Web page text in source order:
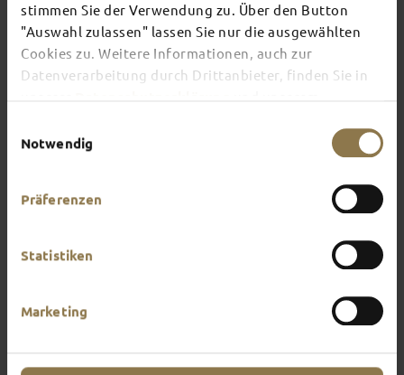
stimmen Sie der Verwendung zu. Über den Button
"Auswahl zulassen" lassen Sie nur die ausgewählten
Cookies zu. Weitere Informationen, auch zur
Datenverarbeitung durch Drittanbieter, finden Sie in
Notwendig
Präferenzen
Statistiken
Marketing
There's always something going on in Fulda:
whether it's a concert, a musical, a fun-filled
guided tour or a theatre performance – this is the
place to discover the current events and